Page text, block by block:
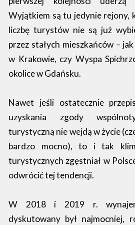
Wyjątkiem są tu jedynie rejony,
liczbę turystów nie są już
przez stałych mieszkańców –
w Krakowie, czy Wyspa
okolice w Gdańsku.
Nawet jeśli ostatecznie
uzyskania zgody
turystyczną nie wejdą w życie
bardzo mocno), to i tak
turystycznych zgęstniał w
odwrócić tej tendencji.
W 2018 i 2019 r.
dyskutowany był najmocniej,